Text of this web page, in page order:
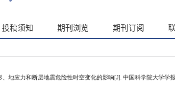
地应力和断层地震危险性时空变化的影响[J]. 中国科学院大学学